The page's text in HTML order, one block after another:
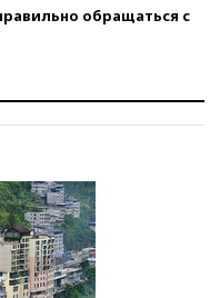
обращаться с